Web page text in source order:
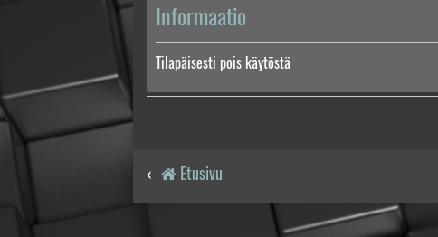
Informaatio
Tilapäisesti pois käytöstä
Etusivu